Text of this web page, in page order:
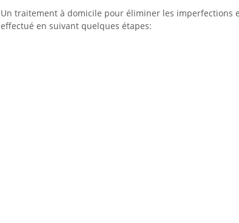
Un traitement à domicile pour éliminer les imperfections
effectué en suivant quelques étapes: